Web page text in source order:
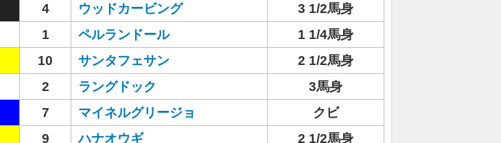
4 ウッドカービング
3 1/2馬身
1 ペルランドール
1 1/4馬身
10 サンタフェサン
2 1/2馬身
2 ラングドック
3馬身
7 マイネルグリージョ
クビ
9 ハナオウギ 2 1/2馬身